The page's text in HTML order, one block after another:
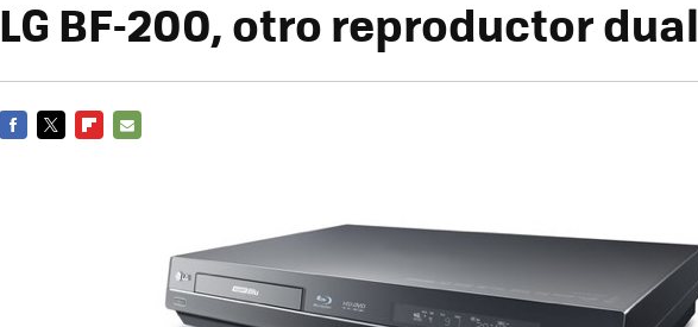
LG BF-200, otro reproductor dual